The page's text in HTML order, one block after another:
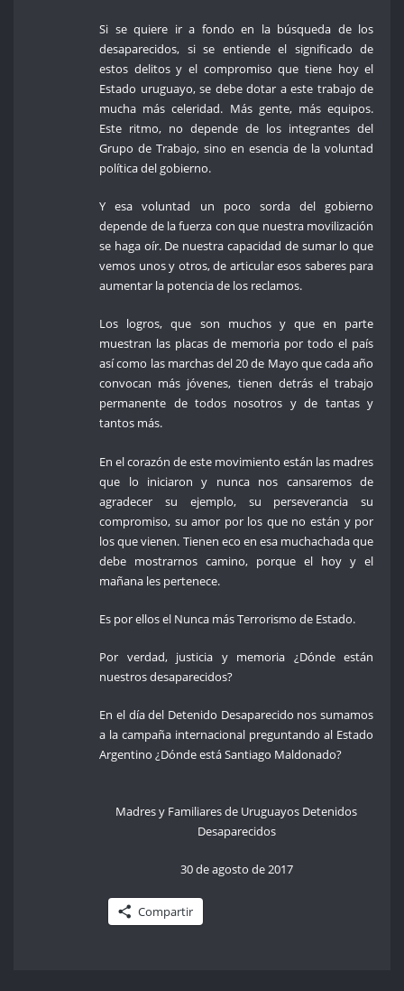
Si se quiere ir a fondo en la búsqueda de los
desaparecidos, si se entiende el significado de
estos delitos y el compromiso que tiene hoy el
Estado uruguayo, se debe dotar a este trabajo de
mucha más celeridad. Más gente, más equipos.
Este ritmo, no depende de los integrantes del
Grupo de Trabajo, sino en esencia de la voluntad
política del gobierno.
Y esa voluntad un poco sorda del gobierno
depende de la fuerza con que nuestra movilización
se haga oír. De nuestra capacidad de sumar lo que
vemos unos y otros, de articular esos saberes para
aumentar la potencia de los reclamos.
Los logros, que son muchos y que en parte
muestran las placas de memoria por todo el país
así como las marchas del 20 de Mayo que cada año
convocan más jóvenes, tienen detrás el trabajo
permanente de todos nosotros y de tantas y
tantos más.
En el corazón de este movimiento están las madres
que lo iniciaron y nunca nos cansaremos de
agradecer su ejemplo, su perseverancia su
compromiso, su amor por los que no están y por
los que vienen. Tienen eco en esa muchachada que
debe mostrarnos camino, porque el hoy y el
mañana les pertenece.
Es por ellos el Nunca más Terrorismo de Estado.
Por verdad, justicia y memoria ¿Dónde están
nuestros desaparecidos?
En el día del Detenido Desaparecido nos sumamos
a la campaña internacional preguntando al Estado
Argentino ¿Dónde está Santiago Maldonado?
Madres y Familiares de Uruguayos Detenidos
Desaparecidos
30 de agosto de 2017
Compartir